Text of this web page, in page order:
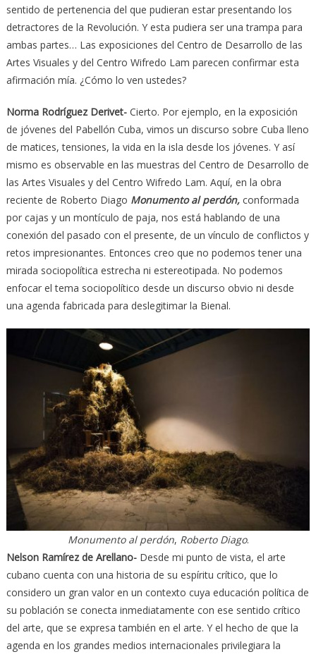
sentido de pertenencia del que pudieran estar presentando los
detractores de la Revolución. Y esta pudiera ser una trampa para
ambas partes… Las exposiciones del Centro de Desarrollo de las
Artes Visuales y del Centro Wifredo Lam parecen confirmar esta
afirmación mía. ¿Cómo lo ven ustedes?
Norma Rodríguez Derivet-Cierto. Por ejemplo, en la exposición
de jóvenes del Pabellón Cuba, vimos un discurso sobre Cuba lleno
de matices, tensiones, la vida en la isla desde los jóvenes. Y así
mismo es observable en las muestras del Centro de Desarrollo de
las Artes Visuales y del Centro Wifredo Lam. Aquí, en la obra
reciente de Roberto Diago Monumento al perdón, conformada
por cajas y un montículo de paja, nos está hablando de una
conexión del pasado con el presente, de un vínculo de conflictos y
retos impresionantes. Entonces creo que no podemos tener una
mirada sociopolítica estrecha ni estereotipada. No podemos
enfocar el tema sociopolítico desde un discurso obvio ni desde
una agenda fabricada para deslegitimar la Bienal.
Monumento al perdón, Roberto Diago.
Nelson Ramírez de Arellano-Desde mi punto de vista, el arte
cubano cuenta con una historia de su espíritu crítico, que lo
considero un gran valor en un contexto cuya educación política de
su población se conecta inmediatamente con ese sentido crítico
del arte, que se expresa también en el arte. Y el hecho de que la
agenda en los grandes medios internacionales privilegiara la